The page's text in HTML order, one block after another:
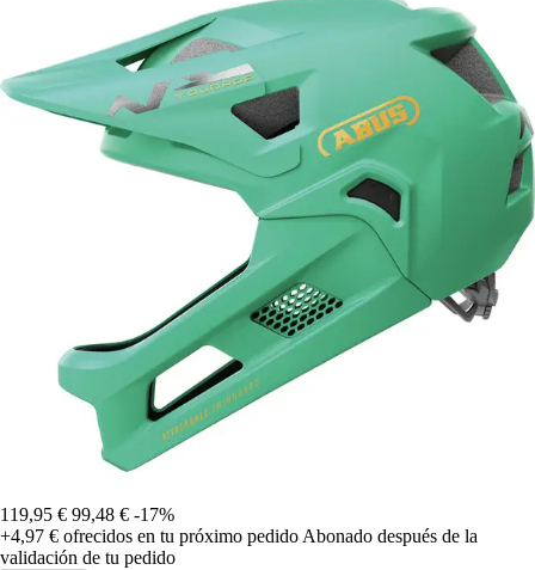
119,95 € 99,48 € -17%
+4,97 € ofrecidos en tu próximo pedido Abonado después de la
validación de tu pedido